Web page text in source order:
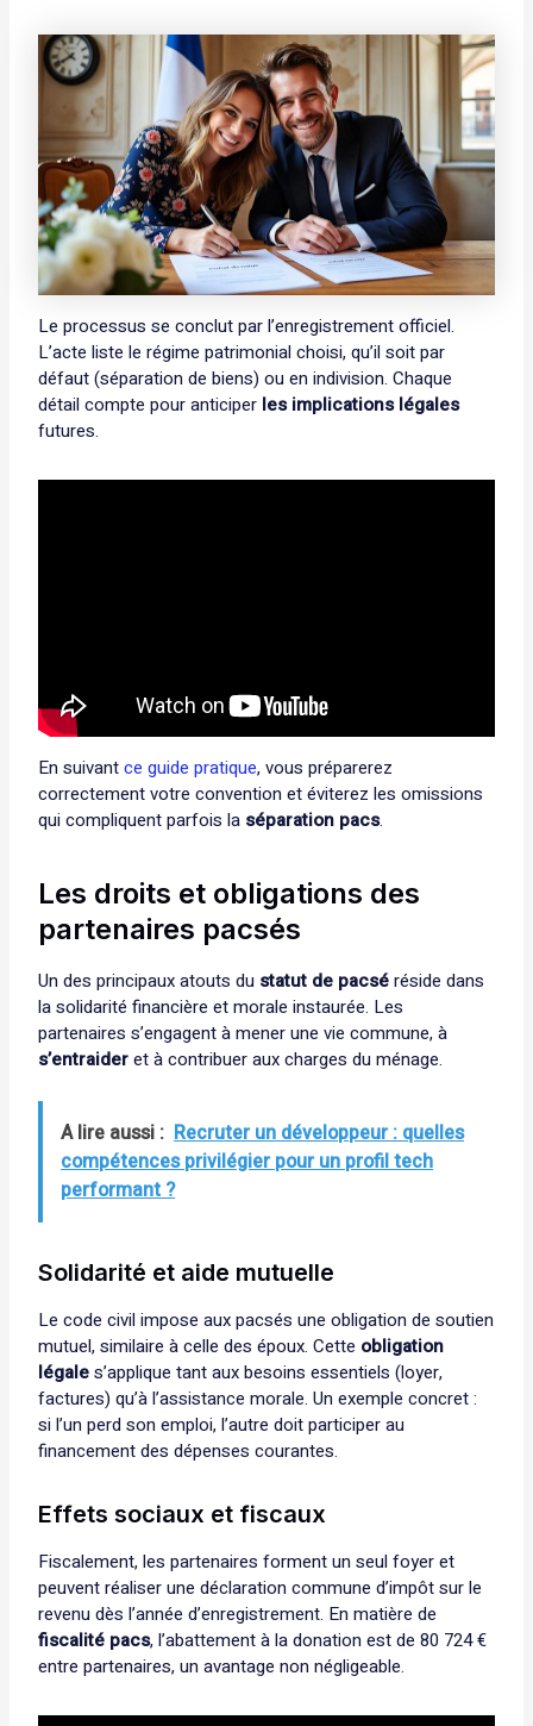
Le processus se conclut par l’enregistrement officiel.
L’acte liste le régime patrimonial choisi, qu’il soit par
défaut (séparation de biens) ou en indivision. Chaque
détail compte pour anticiper les implications légales
futures.
En suivantce guide pratique, vous préparerez
correctement votre convention et éviterez les omissions
qui compliquent parfois la séparation pacs.
Les droits et obligations des
partenaires pacsés
Un des principaux atouts du statut de pacséréside dans
la solidarité financière et morale instaurée. Les
partenaires s’engagent à mener une vie commune, à
s’entraideret à contribuer aux charges du ménage.
A lire aussi : Recruter un développeur : quelles
compétences privilégier pour un profil tech
performant ?
Solidarité et aide mutuelle
Le code civil impose aux pacsés une obligation de soutien
mutuel, similaire à celle des époux. Cette obligation
légales’applique tant aux besoins essentiels (loyer,
factures) qu’à l’assistance morale. Un exemple concret :
si l’un perd son emploi, l’autre doit participer au
financement des dépenses courantes.
Effets sociaux et fiscaux
Fiscalement, les partenaires forment un seul foyer et
peuvent réaliser une déclaration commune d’impôt sur le
revenu dès l’année d’enregistrement. En matière de
fiscalité pacs, l’abattement à la donation est de 80 724 €
entre partenaires, un avantage non négligeable.